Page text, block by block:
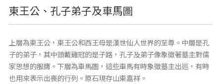
東王公、孔子弟子及車馬圖
上層為東王公，東王公和西王母是漢世仙人世界的至尊。中層是孔
子的弟子，其中頭戴雞冠的是子路，孔子及弟子像象徵著墓主對儒
家思想的服膺。下層為車馬圖，這些車馬有時象徵墓主出巡，有時
也用來表示出喪的行列。原石現存山東嘉祥。